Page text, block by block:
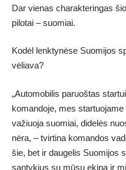
Dar vienas charakteringas
pilotai – suomiai.
Kodėl lenktynėse Suomijos
vėliava?
„Automobilis paruoštas
komandoje, mes
važiuoja suomiai, didelės
nėra, – tvirtina komandos
šie, bet ir daugelis Suomijos
santykius su mūsų ekipa ir